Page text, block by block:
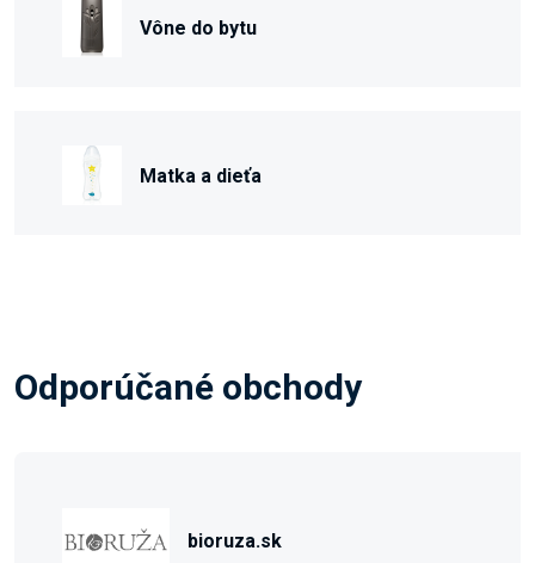
Vône do bytu
Matka a dieťa
Odporúčané obchody
bioruza.sk